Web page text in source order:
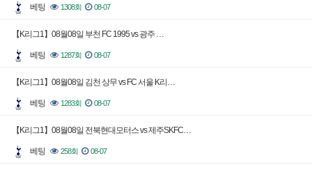
베팅 1308회 08-07
【K리그1】08월08일 부천 FC 1995 vs 광주 …
베팅 1287회 08-07
【K리그1】08월08일 김천 상무 vs FC 서울 K리…
베팅 1283회 08-07
【K리그1】08월08일 전북현대모터스 vs 제주SKFC…
베팅 258회 08-07